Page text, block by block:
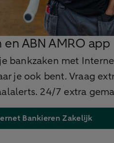
ABN AMRO app
bankzaken met
je ook bent. Vraag
24/7 extra
Bankieren Zakelijk